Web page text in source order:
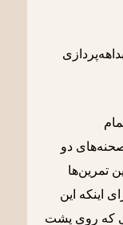
صحنه‌های دو
تمرین‌ها
اینکه این
که روی پشت